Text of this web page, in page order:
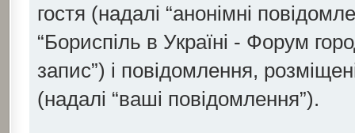
гостя (надалі “анонімні
“Бориспіль в Україні - Форум
запис”) і повідомлення,
(надалі “ваші повідомлення”).